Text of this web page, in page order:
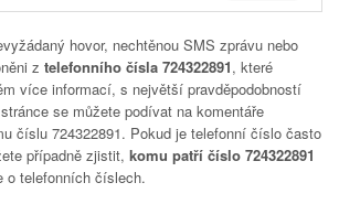
hovor, nechtěnou SMS zprávu nebo
z telefonního čísla 724322891, které
více informací, s největší pravděpodobností
se můžete podívat na komentáře
číslu 724322891. Pokud je telefonní číslo často
případně zjistit, komu patří číslo 724322891
o telefonních číslech.